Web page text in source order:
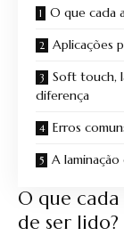
O que cada
Aplicações
Soft touch,
diferença
Erros
A
O que
de ser lido?